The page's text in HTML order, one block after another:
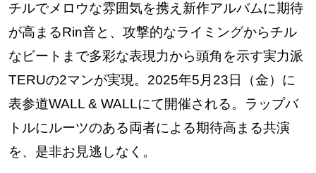
チルでメロウな雰囲気を携え新作アルバムに期待
が高まるRin音と、攻撃的なライミングからチル
なビートまで多彩な表現力から頭角を示す実力派
TERUの2マンが実現。2025年5月23日（金）に
表参道WALL & WALLにて開催される。ラップバ
トルにルーツのある両者による期待高まる共演
を、是非お見逃しなく。